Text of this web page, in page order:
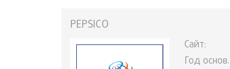
PEPSICO
Сайт:
Год